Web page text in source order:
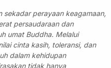
sekadar perayaan keagamaan,
persaudaraan dan
umat Buddha. Melalui
cinta kasih, toleransi, dan
dalam kehidupan
tidak hanya